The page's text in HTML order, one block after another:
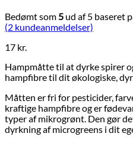
Bedømt som 5 ud af 5 baseret
(2 kundeanmeldelser)
17 kr.
Hampmåtte til at dyrke spirer
hampfibre til dit økologiske,
Måtten er fri for pesticider,
kraftige hampfibre og er
typer af mikrogrønt. Den gør
dyrkning af microgreens i dit